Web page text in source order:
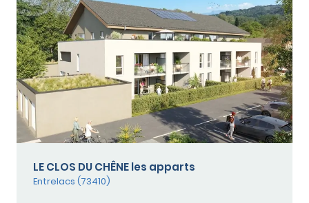
LE CLOS DU CHÊNE les apparts
Entrelacs (73410)